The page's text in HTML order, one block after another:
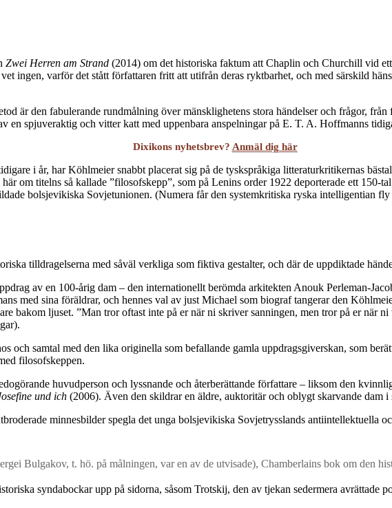
Zwei Herren am Strand (2014) om det historiska faktum att Chaplin och Churchill vid
ingen, varför det stått författaren fritt att utifrån deras ryktbarhet, och med särskild
är den fabulerande rundmålning över mänsklighetens stora händelser och frågor,
en spjuveraktig och vitter katt med uppenbara anspelningar på E. T. A. Hoffmanns
Dixikons nyhetsbrev? Anmäl dig här
i år, har Köhlmeier snabbt placerat sig på de tyskspråkiga litteraturkritikernas
om titelns så kallade ”filosofskepp”, som på Lenins order 1922 deporterade ett 150-
bolsjevikiska Sovjetunionen. (Numera får den systemkritiska ryska intelligentian fly
tilldragelserna med såväl verkliga som fiktiva gestalter, och där de uppdiktade
av en 100-årig dam – den internationellt berömda arkitekten Anouk Perleman-
med sina föräldrar, och hennes val av just Michael som biograf tangerar den
bakom ljuset. ”Man tror oftast inte på er när ni skriver sanningen, men tror på er när
och samtal med den lika originella som befallande gamla uppdragsgiverskan, som
filosofskeppen.
huvudperson och lyssnande och återberättande författare – liksom den
und ich (2006). Även den skildrar en äldre, auktoritär och oblygt skarvande dam
minnesbilder spegla det unga bolsjevikiska Sovjetrysslands antiintellektuella
Bulgakov, t. hö. på målningen, var en av de utvisade), Chamberlains bok om den
syndabockar upp på sidorna, såsom Trotskij, den av tjekan sedermera avrättade